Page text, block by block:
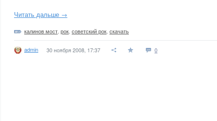
Читать дальше →
калинов мост рок советский рок скачать
admin 30 ноября 2008, 17:37 0